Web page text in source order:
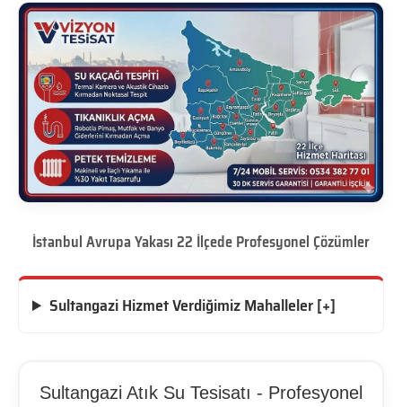
İstanbul Avrupa Yakası 22 İlçede Profesyonel Çözümler
Sultangazi Hizmet Verdiğimiz Mahalleler [+]
Sultangazi Atık Su Tesisatı - Profesyonel